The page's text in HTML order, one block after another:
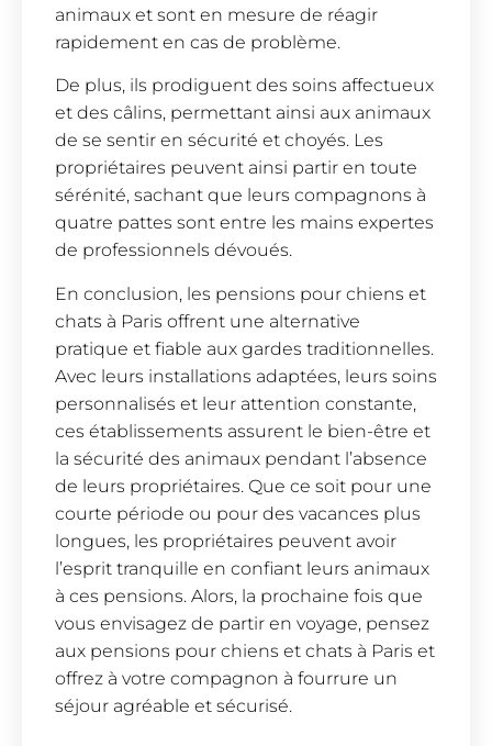
animaux et sont en mesure de réagir
rapidement en cas de problème.
De plus, ils prodiguent des soins affectueux
et des câlins, permettant ainsi aux animaux
de se sentir en sécurité et choyés. Les
propriétaires peuvent ainsi partir en toute
sérénité, sachant que leurs compagnons à
quatre pattes sont entre les mains expertes
de professionnels dévoués.
En conclusion, les pensions pour chiens et
chats à Paris offrent une alternative
pratique et fiable aux gardes traditionnelles.
Avec leurs installations adaptées, leurs soins
personnalisés et leur attention constante,
ces établissements assurent le bien-être et
la sécurité des animaux pendant l’absence
de leurs propriétaires. Que ce soit pour une
courte période ou pour des vacances plus
longues, les propriétaires peuvent avoir
l’esprit tranquille en confiant leurs animaux
à ces pensions. Alors, la prochaine fois que
vous envisagez de partir en voyage, pensez
aux pensions pour chiens et chats à Paris et
offrez à votre compagnon à fourrure un
séjour agréable et sécurisé.